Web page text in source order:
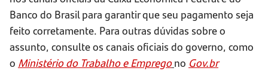
Banco do Brasil para garantir que seu pagamento seja
feito corretamente. Para outras dúvidas sobre o
assunto, consulte os canais oficiais do governo, como
o Ministério do Trabalho e Emprego no Gov.br